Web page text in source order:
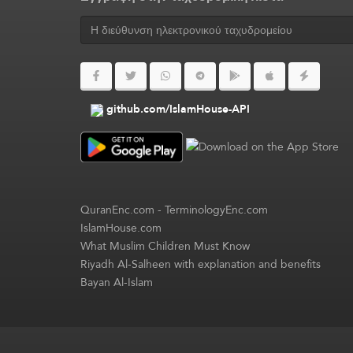
github.com/IslamHouse-API
QuranEnc.com-TerminologyEnc.com
IslamHouse.com
What Muslim Children Must Know
Riyadh Al-Salheen with explanation and benefits
Bayan Al-Islam